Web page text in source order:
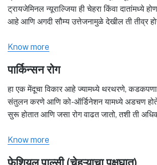
ट्रायजेमिनल न्यूराल्जिया ही चेहरा किंवा दातांमध्ये
आहे आणि अगदी सौम्य उत्तेजनामुळे देखील ती तीव्र
Know more
पार्किन्सन रोग
हा एक मेंदूचा विकार आहे ज्यामध्ये थरथरणे,
संतुलन करणे आणि को-ऑर्डिनेशन यामध्ये अडचण
सुरू होतात आणि जसा रोग वाढत जातो, तशी ती
Know more